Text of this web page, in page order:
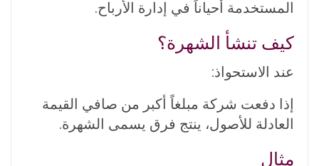
المستخدمة أحياناً في إدارة الأرباح.
كيف تنشأ الشهرة؟
عند الاستحواذ:
إذا دفعت شركة مبلغاً أكبر من صافي القيمة
العادلة للأصول، ينتج فرق يسمى الشهرة.
مثال